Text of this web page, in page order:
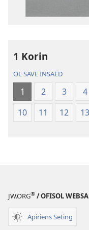
1 Korin
OL SAVE INSAED
1 2 3 4
10
11 12 13
JW.ORG® / OFISOL
Apiriens Seting